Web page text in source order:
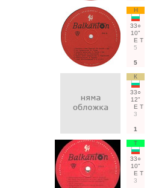
Н
33○
10"
Е Т
5
5
К
33○
12"
Е Т
3
1
Т
33○
10"
Е Т
3